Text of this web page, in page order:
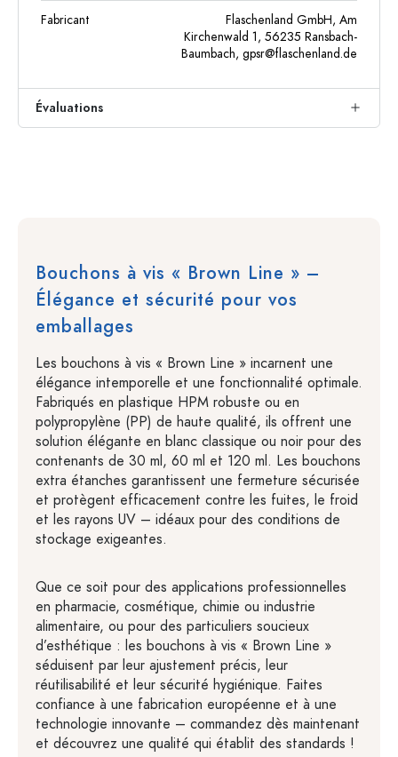
Fabricant
Flaschenland GmbH, Am
Kirchenwald 1, 56235 Ransbach-
Baumbach, gpsr@flaschenland.de
Évaluations
Bouchons à vis « Brown Line » –
Élégance et sécurité pour vos
emballages
Les bouchons à vis « Brown Line » incarnent une
élégance intemporelle et une fonctionnalité optimale.
Fabriqués en plastique HPM robuste ou en
polypropylène (PP) de haute qualité, ils offrent une
solution élégante en blanc classique ou noir pour des
contenants de 30 ml, 60 ml et 120 ml. Les bouchons
extra étanches garantissent une fermeture sécurisée
et protègent efficacement contre les fuites, le froid
et les rayons UV – idéaux pour des conditions de
stockage exigeantes.
Que ce soit pour des applications professionnelles
en pharmacie, cosmétique, chimie ou industrie
alimentaire, ou pour des particuliers soucieux
d’esthétique : les bouchons à vis « Brown Line »
séduisent par leur ajustement précis, leur
réutilisabilité et leur sécurité hygiénique. Faites
confiance à une fabrication européenne et à une
technologie innovante – commandez dès maintenant
et découvrez une qualité qui établit des standards !